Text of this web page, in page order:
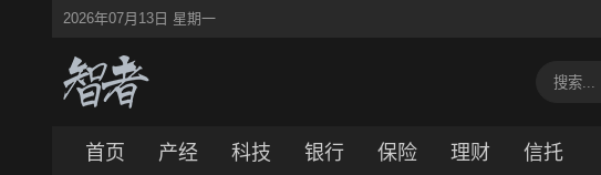
2026年07月13日 星期一
首页 产经 科技 银行 保险 理财 信托